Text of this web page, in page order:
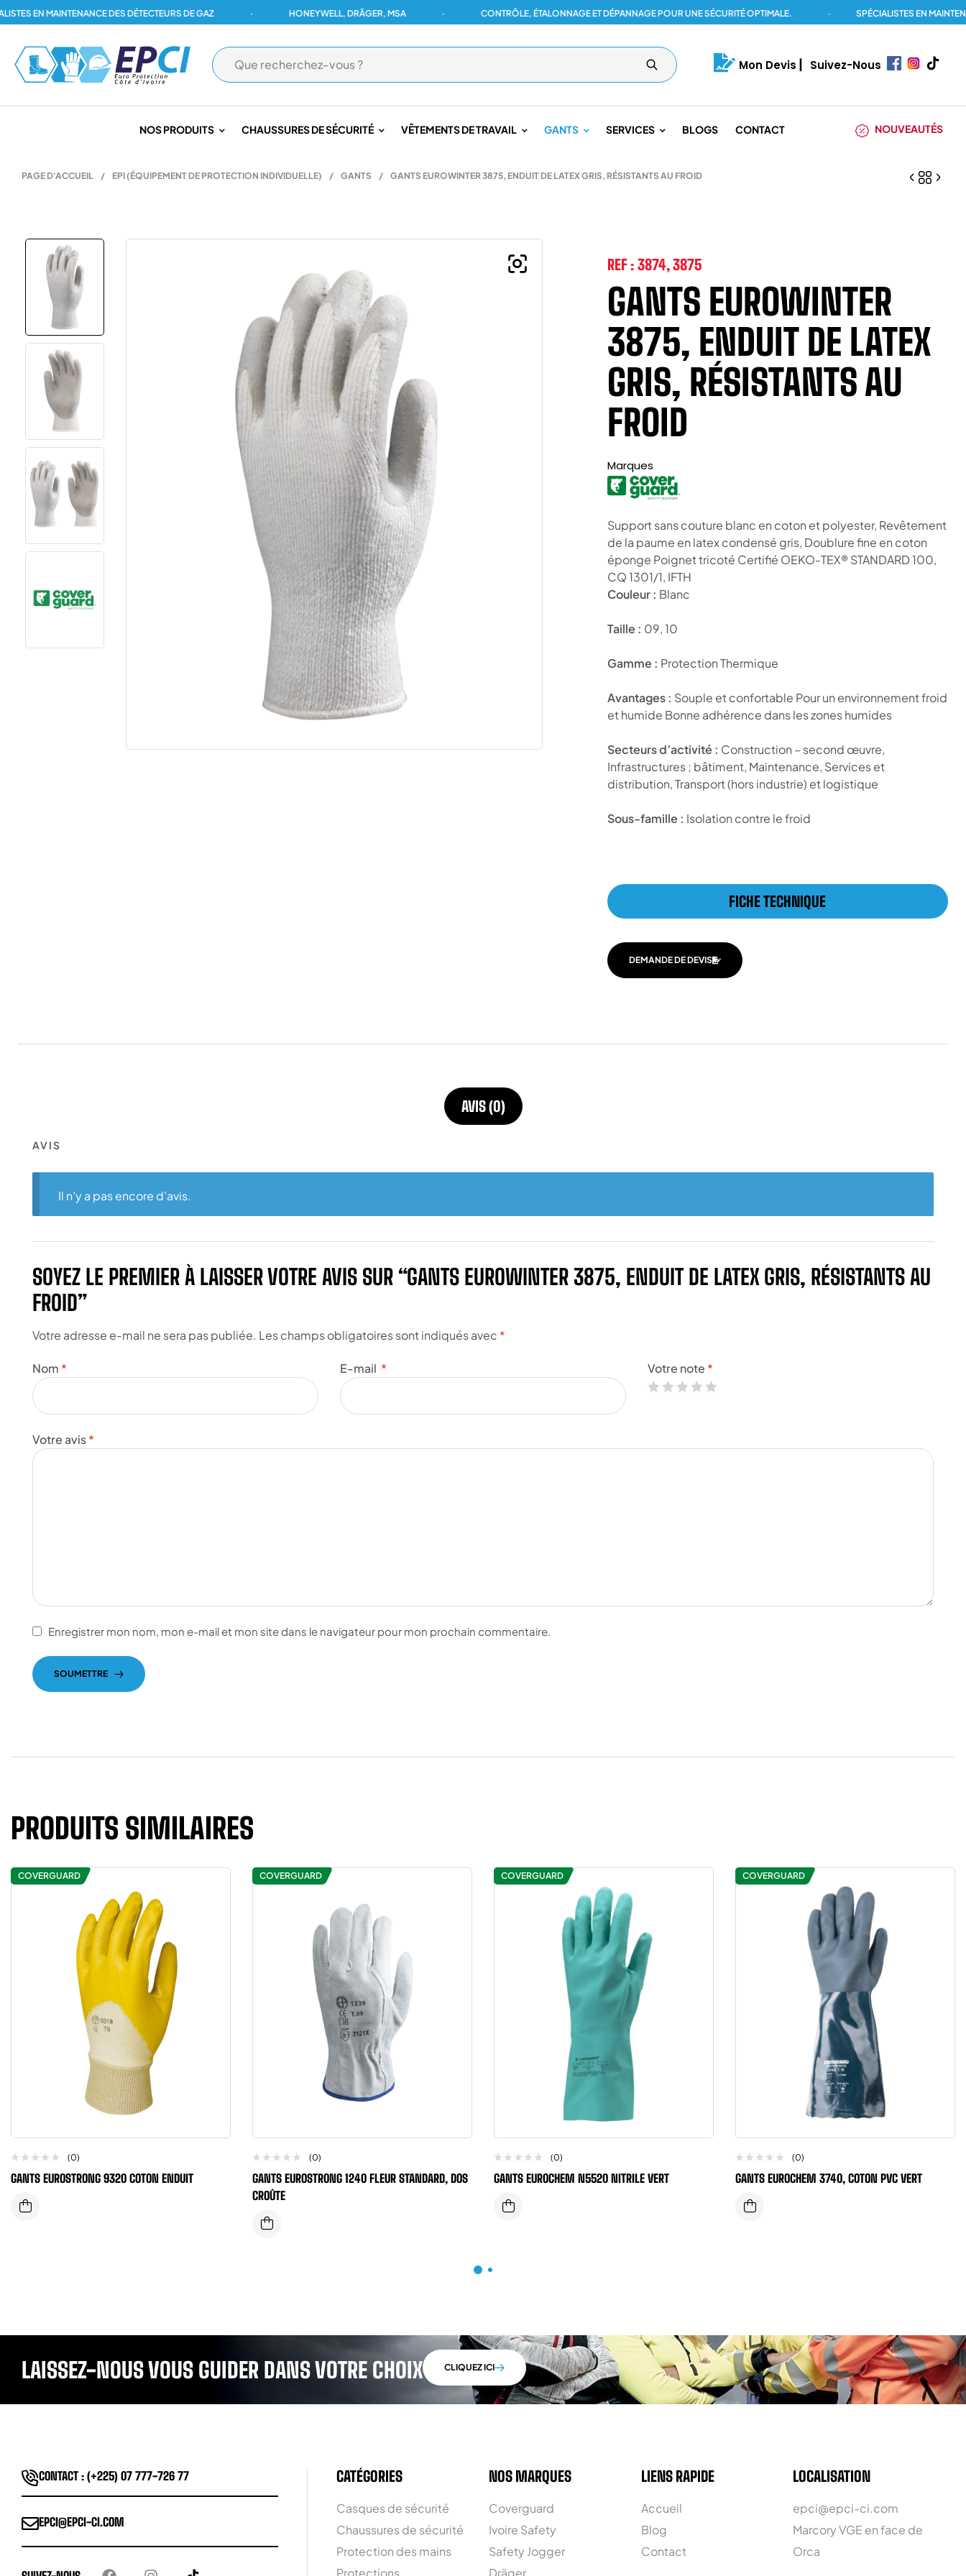
EN MAINTENANCE DES DÉTECTEURS DE GAZ HONEYWELL, DRÄGER, MSA CONTRÔLE, ÉTALONNAGE ET DÉPANNAGE POUR UNE SÉCURITÉ OPTIMALE. SPÉCIALISTES EN MAINTENANCE
Mon Devis Suivez-Nous
NOS PRODUITS CHAUSSURES DE SÉCURITÉ VÊTEMENTS DE TRAVAIL GANTS SERVICES BLOGS CONTACT NOUVEAUTÉS
PAGE D'ACCUEIL / EPI (ÉQUIPEMENT DE PROTECTION INDIVIDUELLE) / GANTS / GANTS EUROWINTER 3875, ENDUIT DE LATEX GRIS, RÉSISTANTS AU FROID
REF : 3874, 3875
GANTS EUROWINTER
3875, ENDUIT DE LATEX
GRIS, RÉSISTANTS AU
FROID
Marques
Support sans couture blanc en coton et polyester, Revêtement
de la paume en latex condensé gris, Doublure fine en coton
éponge Poignet tricoté Certifié OEKO-TEX® STANDARD 100,
CQ 1301/1, IFTH
Couleur : Blanc
Taille : 09, 10
Gamme : Protection Thermique
Avantages : Souple et confortable Pour un environnement froid
et humide Bonne adhérence dans les zones humides
Secteurs d’activité : Construction – second œuvre,
Infrastructures ; bâtiment, Maintenance, Services et
distribution, Transport (hors industrie) et logistique
Sous-famille : Isolation contre le froid
FICHE TECHNIQUE
DEMANDE DE DEVIS
AVIS (0)
AVIS
Il n’y a pas encore d’avis.
SOYEZ LE PREMIER À LAISSER VOTRE AVIS SUR “GANTS EUROWINTER 3875, ENDUIT DE LATEX GRIS, RÉSISTANTS AU
FROID”
Votre adresse e-mail ne sera pas publiée. Les champs obligatoires sont indiqués avec *
Votre note *
Votre avis*
Nom * E-mail *
Enregistrer mon nom, mon e-mail et mon site dans le navigateur pour mon prochain commentaire.
SOUMETTRE
PRODUITS SIMILAIRES
COVERGUARD
(0)
GANTS EUROSTRONG 9320 COTON ENDUIT
COVERGUARD
(0)
GANTS EUROSTRONG 1240 FLEUR STANDARD, DOS
CROÛTE
COVERGUARD
(0)
GANTS EUROCHEM N5520 NITRILE VERT
COVERGUARD
(0)
GANTS EUROCHEM 3740, COTON PVC VERT
LAISSEZ-NOUS VOUS GUIDER DANS VOTRE CHOIX CLIQUEZ ICI
CONTACT : (+225) 07 777-726 77
EPCI@EPCI-CI.COM
CATÉGORIES
Casques de sécurité
Chaussures de sécurité
Protection des mains
Protections
NOS MARQUES
Coverguard
Ivoire Safety
Safety Jogger
Dräger
LIENS RAPIDE
Accueil
Blog
Contact
LOCALISATION
epci@epci-ci.com
Marcory VGE en face de
Orca